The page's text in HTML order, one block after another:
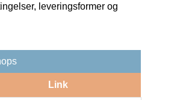
leveringsformer og
Link